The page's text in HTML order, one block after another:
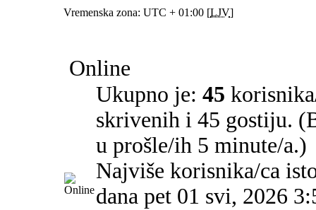
Vremenska zona: UTC + 01:00 [LJV]
Online
Ukupno je: 45
skrivenih i 45 gostiju.
u prošle/ih 5 minute/a.)
Najviše korisnika/ca
dana pet 01 svi, 2026